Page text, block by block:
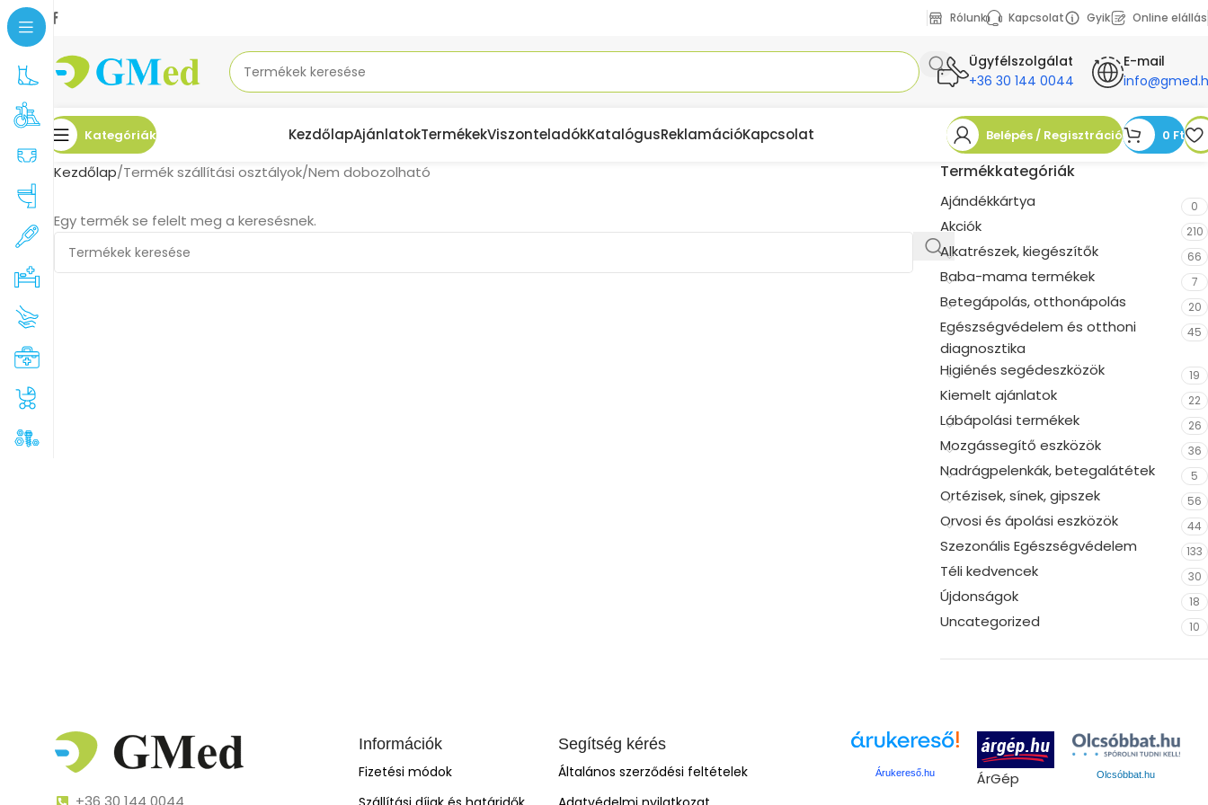
Rólunk Kapcsolat Gyik Online elállás
Ügyfélszolgálat
+36 30 144 0044
E-mail
Kategóriák KezdőlapAjánlatokTermékekViszonteladókKatalógusReklamációKapcsolat Belépés / Regisztráció 0 Ft
Kezdőlap Termék szállítási osztályok Nem dobozolható
Egy termék se felelt meg a keresésnek.
Termékkategóriák
Ajándékkártya 0
Akciók 210
Alkatrészek, kiegészítők 66
Baba-mama termékek 7
Betegápolás, otthonápolás 20
Egészségvédelem és otthoni
diagnosztika
45
Higiénés segédeszközök 19
Kiemelt ajánlatok 22
Lábápolási termékek 26
Mozgássegítő eszközök 36
Nadrágpelenkák, betegalátétek 5
Ortézisek, sínek, gipszek 56
Orvosi és ápolási eszközök 44
Szezonális Egészségvédelem 133
Téli kedvencek 30
Újdonságok 18
Uncategorized 10
+36 30 144 0044
Információk
Fizetési módok
Segítség kérés
Általános szerződési feltételek
Árukereső.hu ÁrGép Olcsóbbat.hu